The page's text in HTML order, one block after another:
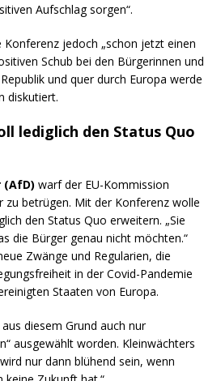
Aufschlag sorgen“.
jedoch „schon jetzt einen
Schub bei den Bürgerinnen und
und quer durch Europa werde
diskutiert.
lediglich den Status Quo
warf der EU-Kommission
zu betrügen. Mit der Konferenz wolle
den Status Quo erweitern. „Sie
die Bürger genau nicht möchten.“
Zwänge und Regularien, die
in der Covid-Pandemie
Staaten von Europa.
diesem Grund auch nur
ausgewählt worden. Kleinwächters
nur dann blühend sein, wenn